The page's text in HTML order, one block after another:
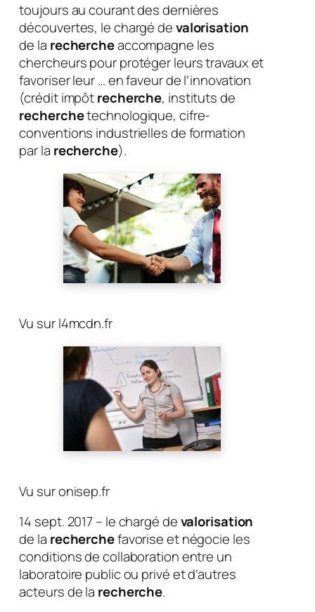
toujours au courant des dernières
découvertes, le chargé devalorisation
de la rechercheaccompagne les
chercheurs pour protéger leurs travaux et
favoriser leur … en faveur de l’innovation
(crédit impôtrecherche, instituts de
recherchetechnologique, cifre-
conventions industrielles de formation
par la recherche).
Vu sur l4mcdn.fr
Vu sur onisep.fr
14 sept. 2017 – le chargé devalorisation
de la recherchefavorise et négocie les
conditions de collaboration entre un
laboratoire public ou privé et d’autres
acteurs de la recherche.